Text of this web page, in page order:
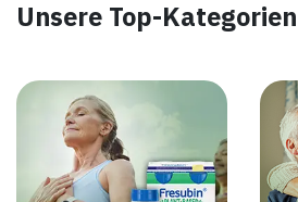
Unsere Top-Kategorien